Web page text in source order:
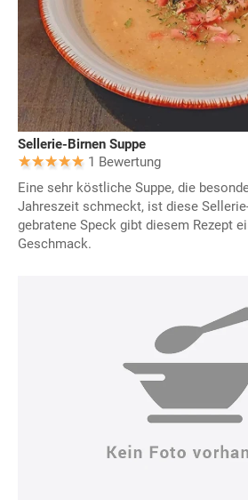
Sellerie-Birnen Suppe
1 Bewertung
Eine sehr köstliche Suppe, die
Jahreszeit schmeckt, ist diese
gebratene Speck gibt diesem Rezept
Geschmack.